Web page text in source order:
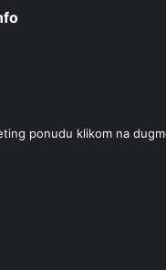
ponudu klikom na